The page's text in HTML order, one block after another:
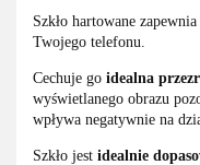
Szkło hartowane zapewnia
Twojego telefonu.
Cechuje go idealna
wyświetlanego obrazu
wpływa negatywnie na
Szkło jest idealnie